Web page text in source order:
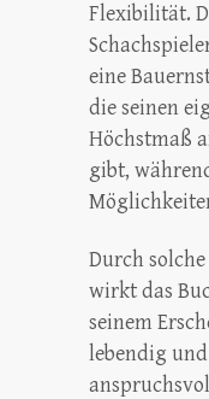
Flexibilität.
eine
die seinen
Höchstmaß
gibt,
Durch
wirkt das
seinem
lebendig